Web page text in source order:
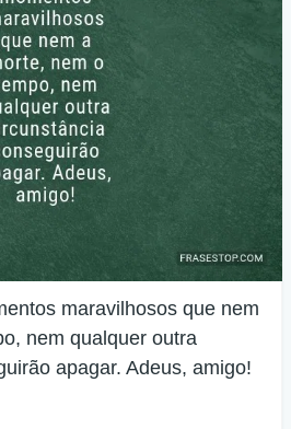
maravilhosos que nem
nem qualquer outra
apagar. Adeus, amigo!